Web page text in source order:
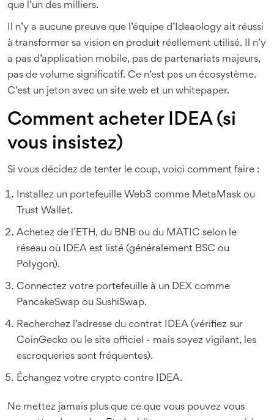
que l’un des milliers.
Il n’y a aucune preuve que l’équipe d’Ideaology ait réussi
à transformer sa vision en produit réellement utilisé. Il n’y
a pas d’application mobile, pas de partenariats majeurs,
pas de volume significatif. Ce n’est pas un écosystème.
C’est un jeton avec un site web et un whitepaper.
Comment acheter IDEA (si
vous insistez)
Si vous décidez de tenter le coup, voici comment faire :
Installez un portefeuille Web3 comme MetaMask ou
Trust Wallet.
Achetez de l’ETH, du BNB ou du MATIC selon le
réseau où IDEA est listé (généralement BSC ou
Polygon).
Connectez votre portefeuille à un DEX comme
PancakeSwap ou SushiSwap.
Recherchez l’adresse du contrat IDEA (vérifiez sur
CoinGecko ou le site officiel - mais soyez vigilant, les
escroqueries sont fréquentes).
Échangez votre crypto contre IDEA.
Ne mettez jamais plus que ce que vous pouvez vous